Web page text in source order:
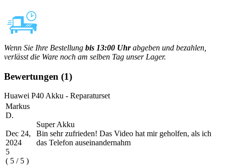
Wenn Sie Ihre Bestellung bis 13:00 Uhrabgeben und bezahlen,
verlässt die Ware noch am selben Tag unser Lager.
Bewertungen (1)
Huawei P40 Akku - Reparaturset
Markus
D.
Dec 24,
2024
5
( 5 / 5 )
Super Akku
Bin sehr zufrieden! Das Video hat mir geholfen, als ich
das Telefon auseinandernahm